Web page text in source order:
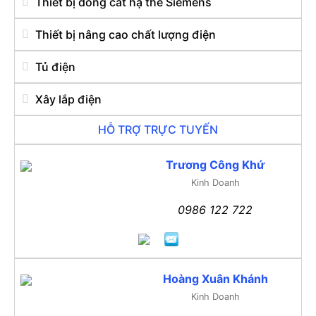
Thiết bị nâng cao chất lượng điện
Tủ điện
Xây lắp điện
HỖ TRỢ TRỰC TUYẾN
Trương Công Khứ
Kinh Doanh
0986 122 722
Hoàng Xuân Khánh
Kinh Doanh